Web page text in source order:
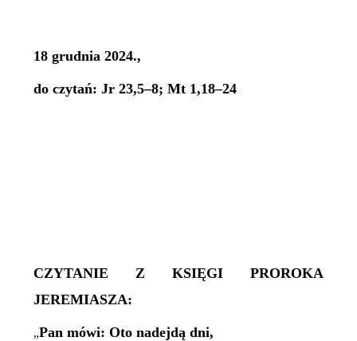
18 grudnia 2024.,
do czytań: Jr 23,5–8; Mt 1,18–24
CZYTANIE Z KSIĘGI PROROKA
JEREMIASZA:
„Pan mówi: Oto nadejdą dni,